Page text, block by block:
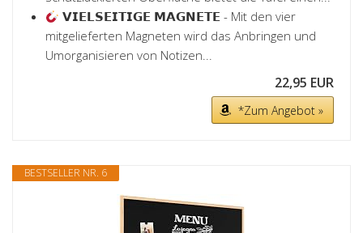
𝗩𝗜𝗘𝗟𝗦𝗘𝗜𝗧𝗜𝗚𝗘 𝗠𝗔𝗚𝗡𝗘𝗧𝗘 - Mit den vier
mitgelieferten Magneten wird das Anbringen und
Umorganisieren von Notizen...
22,95 EUR
*Zum Angebot »
BESTSELLER NR. 6